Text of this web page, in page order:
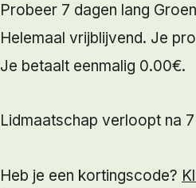
Probeer 7 dagen lang
Helemaal vrijblijvend. Je
Je betaalt eenmalig 0.00€.
Lidmaatschap verloopt na
Heb je een kortingscode?